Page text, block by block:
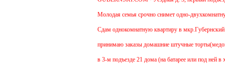
Молодая семья срочно снимет одно-
Cдам однокомнатную квартиру в мкр.Губернский
принимаю заказы домашние штучные
в 3-м подъезде 21 дома (на батарее или под ней в